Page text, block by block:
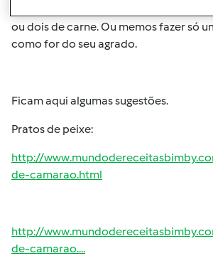
ou dois de carne. Ou memos fazer só
como for do seu agrado.
Ficam aqui algumas sugestões.
Pratos de peixe:
http://
de-camarao.html
http://
de-camarao....